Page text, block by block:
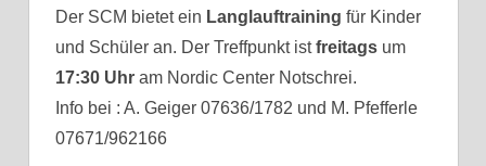
Der SCM bietet ein Langlauftraining für Kinder
und Schüler an. Der Treffpunkt istfreitagsum
17:30 Uhram Nordic Center Notschrei.
Info bei : A. Geiger 07636/1782 und M. Pfefferle
07671/962166